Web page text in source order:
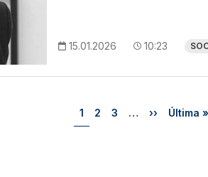
15.01.2026 10:23
Página
1 Página
2 Página
3 … Próxima
›› Última
Última »